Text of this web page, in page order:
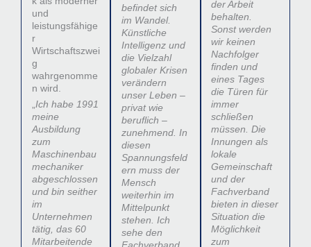
und
leistungsfähige
r
Wirtschaftszwei
g
wahrgenomme
n wird.
Ich habe 1991
meine
Ausbildung
zum
Maschinenbau
mechaniker
abgeschlossen
und bin seither
im
Unternehmen
tätig, das 60
Mitarbeitende
befindet sich
im Wandel.
Künstliche
Intelligenz und
die Vielzahl
globaler Krisen
verändern
unser Leben –
privat wie
beruflich –
zunehmend. In
diesen
Spannungsfeld
ern muss der
Mensch
weiterhin im
Mittelpunkt
stehen. Ich
sehe den
der Arbeit
behalten.
Sonst werden
wir keinen
Nachfolger
finden und
eines Tages
die Türen für
immer
schließen
müssen. Die
Innungen als
lokale
Gemeinschaft
und der
Fachverband
bieten in dieser
Situation die
Möglichkeit
zum